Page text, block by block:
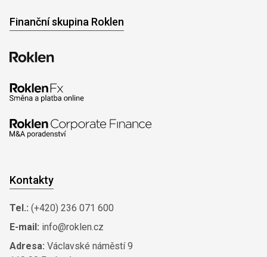
Finanční skupina Roklen
Kontakty
Tel.: (+420) 236 071 600
E-mail: info@roklen.cz
Adresa: Václavské náměstí 9